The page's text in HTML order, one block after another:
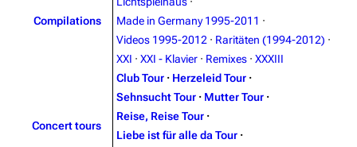
Emigrate
Discography
Videography
Song list
Lindemann
Information
Discography
Videography
Song list
Compilations
Made in Germany 1995-2011 ·
Videos 1995-2012 · Raritäten (1994-2012) ·
XXI · XXI - Klavier · Remixes · XXXIII
Concert tours
Club Tour · Herzeleid Tour ·
Sehnsucht Tour · Mutter Tour ·
Reise, Reise Tour ·
Liebe ist für alle da Tour ·